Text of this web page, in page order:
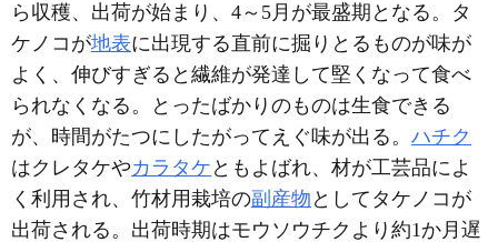
ら収穫、出荷が始まり、4～5月が最盛期となる。タ
ケノコが地表に出現する直前に掘りとるものが味が
よく、伸びすぎると繊維が発達して堅くなって食べ
られなくなる。とったばかりのものは生食できる
が、時間がたつにしたがってえぐ味が出る。 ハチク
はクレタケやカラタケ ともよばれ、材が工芸品によ
く利用され、竹材用栽培の副産物 としてタケノコが
出荷される。出荷時期はモウソウチクより約1か月遅